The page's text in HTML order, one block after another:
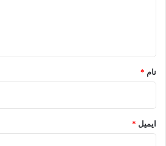
نام *
ایمیل *